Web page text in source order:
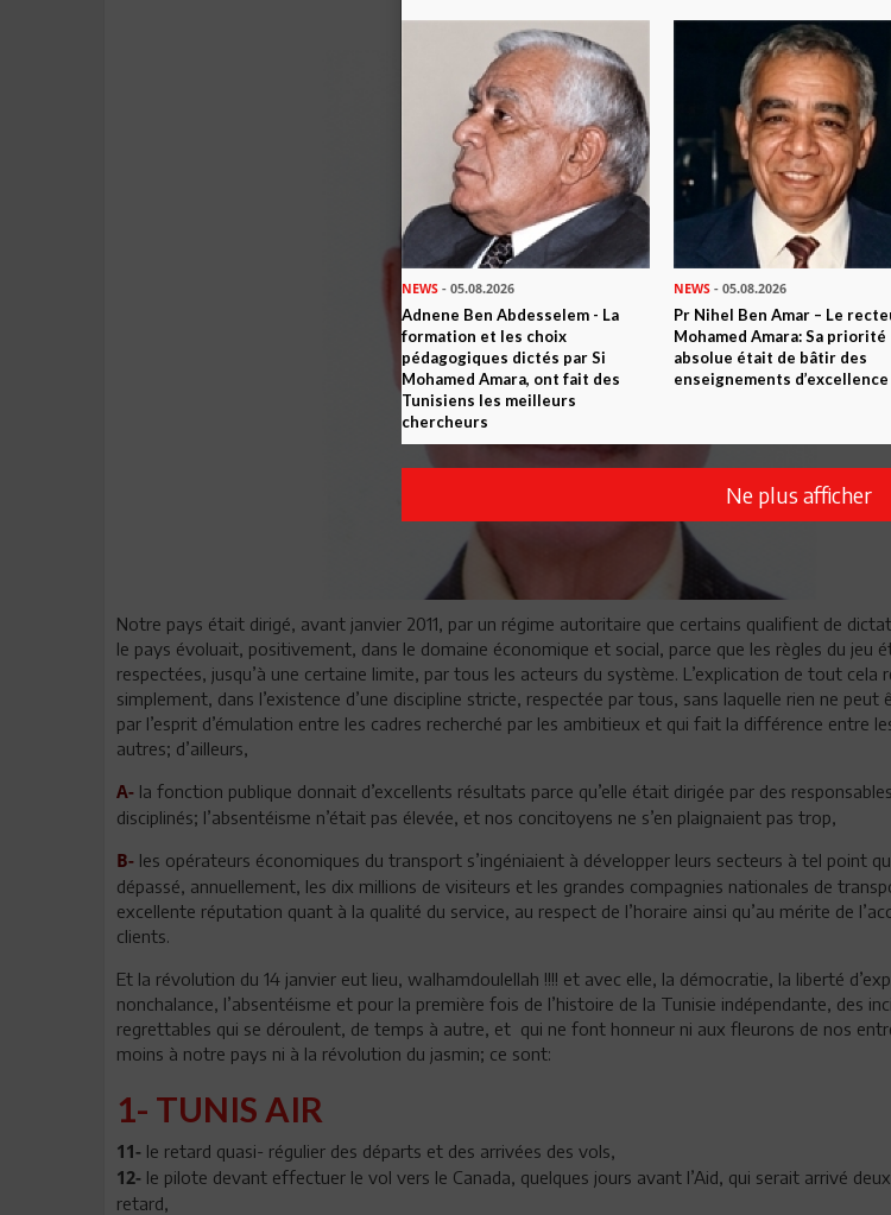
Notre pays était dirigé, avant janvier 2011, par un régime autoritaire que certains qualifient de
le pays évoluait, positivement, dans le domaine économique et social, parce que les règles du jeu
respectées, jusqu’à une certaine limite, par tous les acteurs du système. L’explication de tout cela
simplement, dans l’existence d’une discipline stricte, respectée par tous, sans laquelle rien ne peut
par l’esprit d’émulation entre les cadres recherché par les ambitieux et qui fait la différence entre
autres; d’ailleurs,
A- la fonction publique donnait d’excellents résultats parce qu’elle était dirigée par des
disciplinés; l’absentéisme n’était pas élevée, et nos concitoyens ne s’en plaignaient pas trop,
B- les opérateurs économiques du transport s’ingéniaient à développer leurs secteurs à tel point
dépassé, annuellement, les dix millions de visiteurs et les grandes compagnies nationales de
excellente réputation quant à la qualité du service, au respect de l’horaire ainsi qu’au mérite de
clients.
Et la révolution du 14 janvier eut lieu, walhamdoulellah !!!! et avec elle, la démocratie, la liberté
nonchalance, l’absentéisme et pour la première fois de l’histoire de la Tunisie indépendante, des
regrettables qui se déroulent, de temps à autre, et qui ne font honneur ni aux fleurons de nos
moins à notre pays ni à la révolution du jasmin; ce sont:
1- TUNIS AIR
11- le retard quasi- régulier des départs et des arrivées des vols,
12- le pilote devant effectuer le vol vers le Canada, quelques jours avant l’Aid, qui serait arrivé
retard,
NEWS - 05.08.2026
Adnene Ben Abdesselem - La
formation et les choix
pédagogiques dictés par Si
Mohamed Amara, ont fait des
Tunisiens les meilleurs
chercheurs
NEWS - 05.08.2026
Pr Nihel Ben Amar – Le
Mohamed Amara: Sa priorité
absolue était de bâtir des
enseignements d’excellence
Ne plus afficher